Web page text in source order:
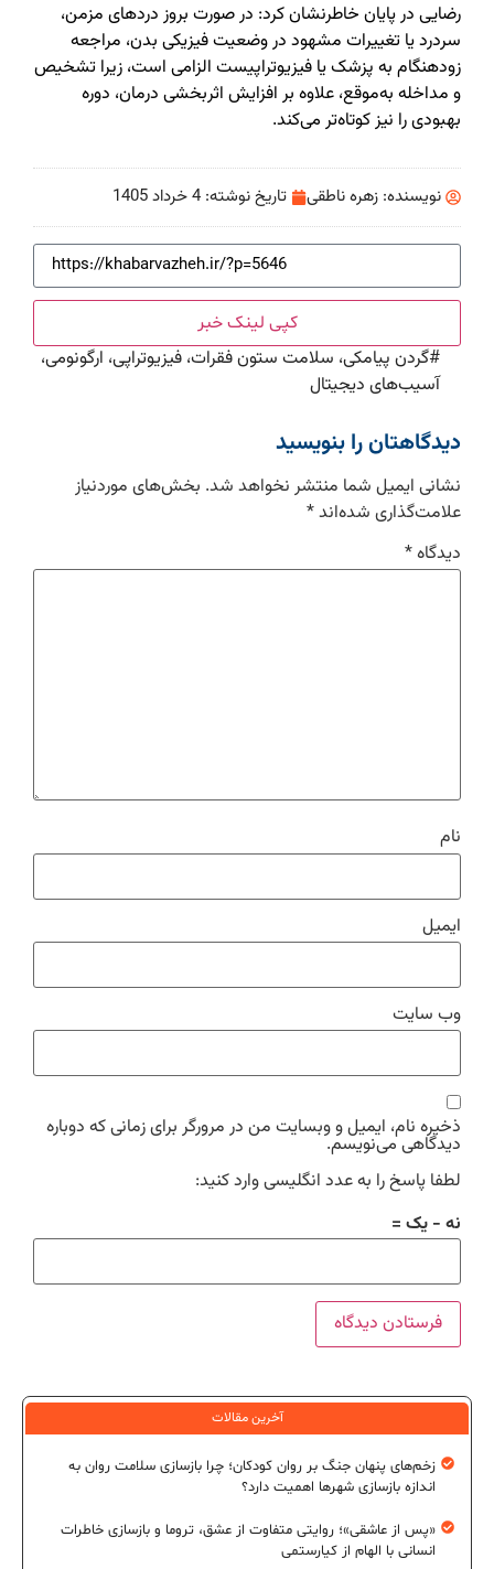
رضایی در پایان خاطرنشان کرد: در صورت بروز دردهای مزمن،
سردرد یا تغییرات مشهود در وضعیت فیزیکی بدن، مراجعه
زودهنگام به پزشک یا فیزیوتراپیست الزامی است، زیرا تشخیص
و مداخله به‌موقع، علاوه بر افزایش اثربخشی درمان، دوره
بهبودی را نیز کوتاه‌تر می‌کند.
نویسنده: زهره ناطقی تاریخ نوشته: 4 خرداد 1405
کپی لینک خبر
#گردن پیامکی، سلامت ستون فقرات، فیزیوتراپی، ارگونومی،
آسیب‌های دیجیتال
دیدگاهتان را بنویسید
نشانی ایمیل شما منتشر نخواهد شد. بخش‌های موردنیاز
علامت‌گذاری شده‌اند*
دیدگاه*
نام
ایمیل
وب‌ سایت
ذخیره نام، ایمیل و وبسایت من در مرورگر برای زمانی که دوباره
دیدگاهی می‌نویسم.
لطفا پاسخ را به عدد انگلیسی وارد کنید:
نه − یک =
آخرین مقالات
زخم‌های پنهان جنگ بر روان کودکان؛ چرا بازسازی سلامت روان به
اندازه بازسازی شهرها اهمیت دارد؟
«پس از عاشقی»؛ روایتی متفاوت از عشق، تروما و بازسازی خاطرات
انسانی با الهام از کیارستمی